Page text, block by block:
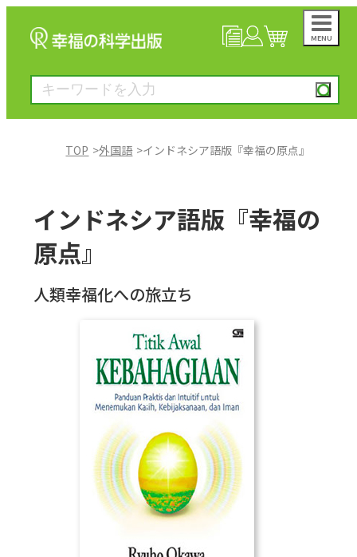
MENU
一般書
絵本
CD
DVD・ブルーレイ
雑貨
TOP 外国語 インドネシア語版『幸福の原点』
インドネシア語版『幸福の
原点』
人類幸福化への旅立ち